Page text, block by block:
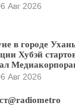
Авг 2026
в городе
Хубэй
Авг 2026